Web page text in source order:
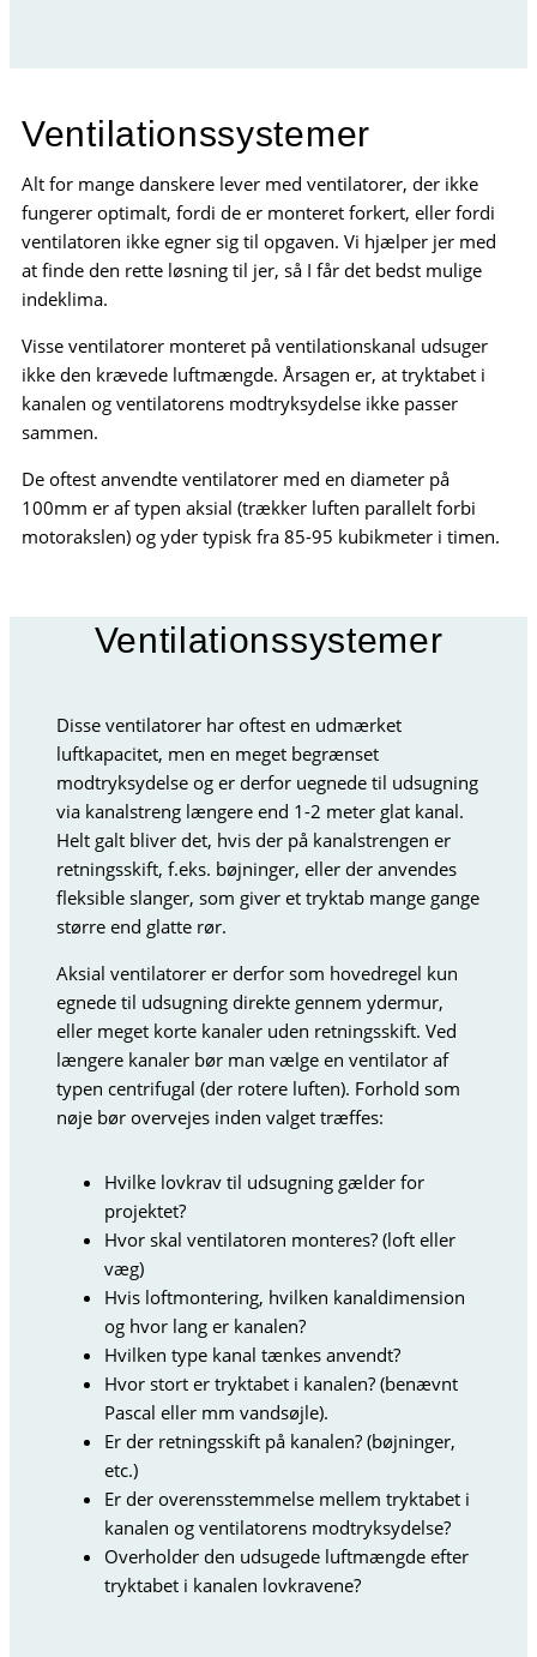
Ventilationssystemer
Alt for mange danskere lever med ventilatorer, der ikke
fungerer optimalt, fordi de er monteret forkert, eller fordi
ventilatoren ikke egner sig til opgaven. Vi hjælper jer med
at finde den rette løsning til jer, så I får det bedst mulige
indeklima.
Visse ventilatorer monteret på ventilationskanal udsuger
ikke den krævede luftmængde. Årsagen er, at tryktabet i
kanalen og ventilatorens modtryksydelse ikke passer
sammen.
De oftest anvendte ventilatorer med en diameter på
100mm er af typen aksial (trækker luften parallelt forbi
motorakslen) og yder typisk fra 85-95 kubikmeter i timen.
Ventilationssystemer
Disse ventilatorer har oftest en udmærket
luftkapacitet, men en meget begrænset
modtryksydelse og er derfor uegnede til udsugning
via kanalstreng længere end 1-2 meter glat kanal.
Helt galt bliver det, hvis der på kanalstrengen er
retningsskift, f.eks. bøjninger, eller der anvendes
fleksible slanger, som giver et tryktab mange gange
større end glatte rør.
Aksial ventilatorer er derfor som hovedregel kun
egnede til udsugning direkte gennem ydermur,
eller meget korte kanaler uden retningsskift. Ved
længere kanaler bør man vælge en ventilator af
typen centrifugal (der rotere luften). Forhold som
nøje bør overvejes inden valget træffes:
Hvilke lovkrav til udsugning gælder for
projektet?
Hvor skal ventilatoren monteres? (loft eller
væg)
Hvis loftmontering, hvilken kanaldimension
og hvor lang er kanalen?
Hvilken type kanal tænkes anvendt?
Hvor stort er tryktabet i kanalen? (benævnt
Pascal eller mm vandsøjle).
Er der retningsskift på kanalen? (bøjninger,
etc.)
Er der overensstemmelse mellem tryktabet i
kanalen og ventilatorens modtryksydelse?
Overholder den udsugede luftmængde efter
tryktabet i kanalen lovkravene?